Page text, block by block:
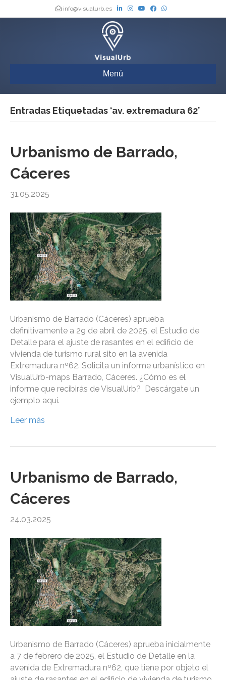
info@visualurb.es
Menú
Entradas Etiquetadas ‘av. extremadura 62’
Urbanismo de Barrado,
Cáceres
31.05.2025
Urbanismo de Barrado (Cáceres) aprueba
definitivamente a 29 de abril de 2025, el Estudio de
Detalle para el ajuste de rasantes en el edificio de
vivienda de turismo rural sito en la avenida
Extremadura nº62. Solicita un informe urbanístico en
VisualUrb-maps Barrado, Cáceres. ¿Cómo es el
informe que recibirás de VisualUrb? Descárgate un
ejemplo aquí.
Leer más
Urbanismo de Barrado,
Cáceres
24.03.2025
Urbanismo de Barrado (Cáceres) aprueba inicialmente
a 7 de febrero de 2025, el Estudio de Detalle en la
avenida de Extremadura nº62, que tiene por objeto el